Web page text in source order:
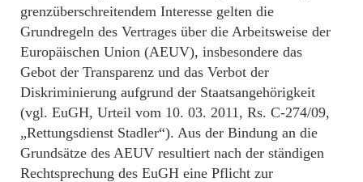
grenzüberschreitendem Interesse gelten die
Grundregeln des Vertrages über die Arbeitsweise der
Europäischen Union (AEUV), insbesondere das
Gebot der Transparenz und das Verbot der
Diskriminierung aufgrund der Staatsangehörigkeit
(vgl. EuGH, Urteil vom 10. 03. 2011, Rs. C-274/09,
„Rettungsdienst Stadler“). Aus der Bindung an die
Grundsätze des AEUV resultiert nach der ständigen
Rechtsprechung des EuGH eine Pflicht zur